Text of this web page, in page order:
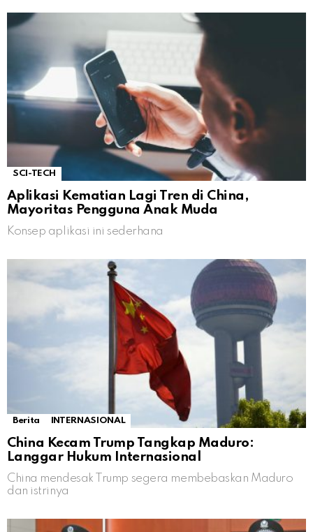
SCI-TECH
Aplikasi Kematian Lagi Tren di China,
Mayoritas Pengguna Anak Muda
Konsep aplikasi ini sederhana
Berita INTERNASIONAL
China Kecam Trump Tangkap Maduro:
Langgar Hukum Internasional
China mendesak Trump segera membebaskan Maduro
dan istrinya